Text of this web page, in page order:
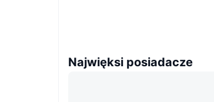
Najwięksi posiadacze